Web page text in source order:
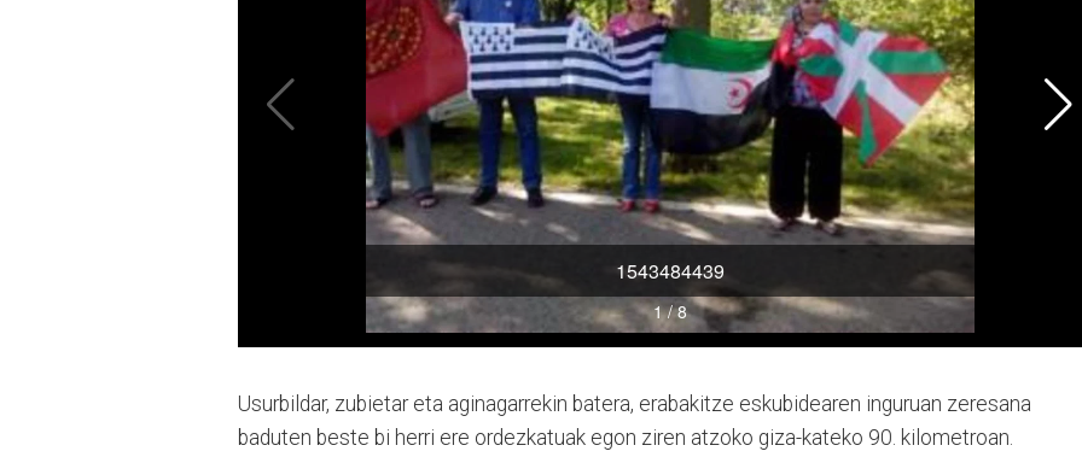
Usurbildar, zubietar eta aginagarrekin batera, erabakitze eskubidearen inguruan zeresana
baduten beste bi herri ere ordezkatuak egon ziren atzoko giza-kateko 90. kilometroan.